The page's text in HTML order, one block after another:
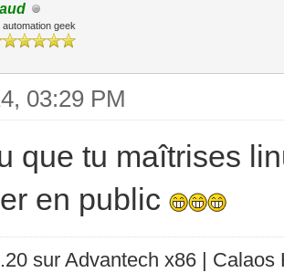
automation geek
03:29 PM
que tu maîtrises
en public
sur Advantech x86 |